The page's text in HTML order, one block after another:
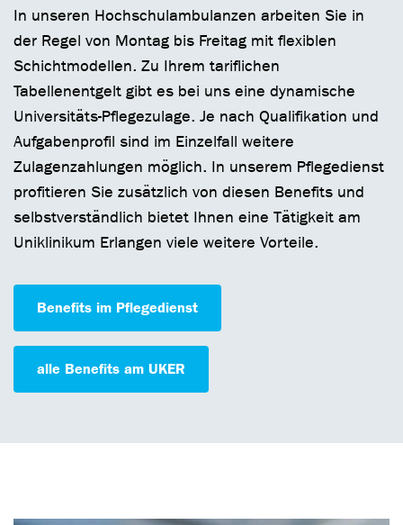
In unseren Hochschulambulanzen arbeiten Sie in
der Regel von Montag bis Freitag mit flexiblen
Schichtmodellen. Zu Ihrem tariflichen
Tabellenentgelt gibt es bei uns eine dynamische
Universitäts-Pflegezulage. Je nach Qualifikation und
Aufgabenprofil sind im Einzelfall weitere
Zulagenzahlungen möglich. In unserem Pflegedienst
profitieren Sie zusätzlich von diesen Benefits und
selbstverständlich bietet Ihnen eine Tätigkeit am
Uniklinikum Erlangen viele weitere Vorteile.
Benefits im Pflegedienst
alle Benefits am UKER